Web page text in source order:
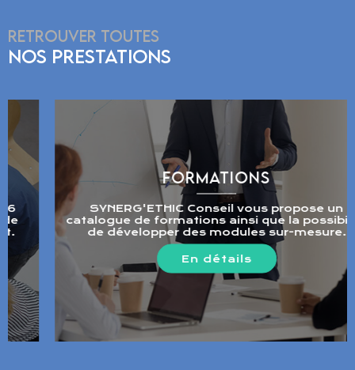
RETROUVER TOUTES
NOS PRESTATIONS
FORMATIONS
SYNERG'ETHIC Conseil vous propose un
catalogue de formations ainsi que la possibilité
de développer des modules sur-mesure.
En détails